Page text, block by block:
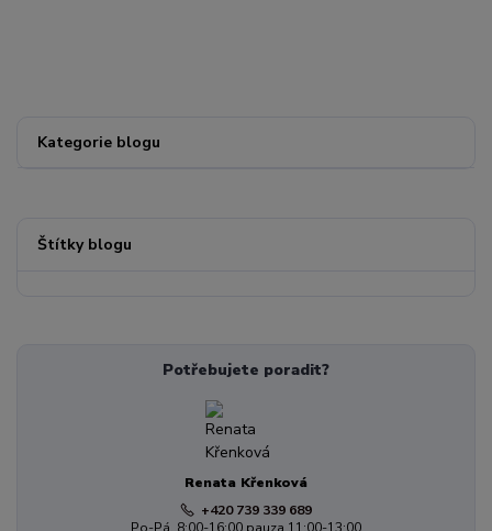
Kategorie blogu
Štítky blogu
Potřebujete poradit?
Renata Křenková
+420 739 339 689